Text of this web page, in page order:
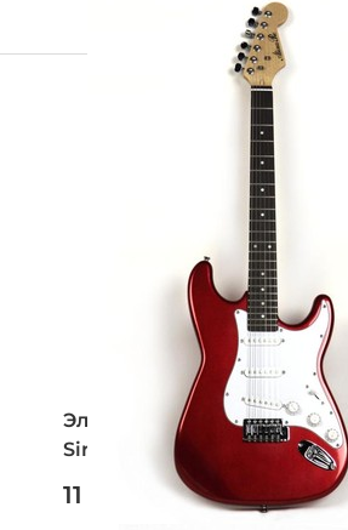
Электрогитара ALINA PRO
Sirob (RD)
11 550 ₽